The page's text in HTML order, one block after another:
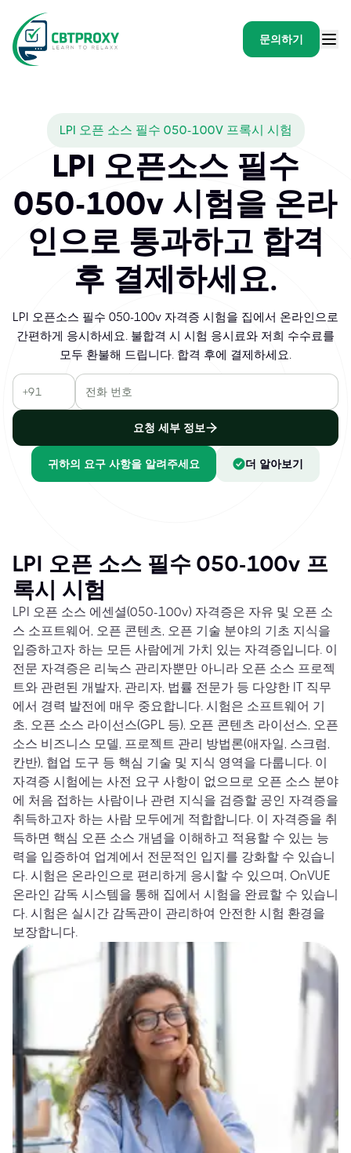
문의하기
LPI 오픈 소스 필수 050-100V 프록시 시험
LPI 오픈소스 필수
050-100v 시험을 온라
인으로 통과하고 합격
후 결제하세요.
LPI 오픈소스 필수 050-100v 자격증 시험을 집에서 온라인으로
간편하게 응시하세요. 불합격 시 시험 응시료와 저희 수수료를
모두 환불해 드립니다. 합격 후에 결제하세요.
요청 세부 정보
귀하의 요구 사항을 알려주세요 더 알아보기
LPI 오픈 소스 필수 050-100v 프
록시 시험
LPI 오픈 소스 에센셜(050-100v) 자격증은 자유 및 오픈 소
스 소프트웨어, 오픈 콘텐츠, 오픈 기술 분야의 기초 지식을
입증하고자 하는 모든 사람에게 가치 있는 자격증입니다. 이
전문 자격증은 리눅스 관리자뿐만 아니라 오픈 소스 프로젝
트와 관련된 개발자, 관리자, 법률 전문가 등 다양한 IT 직무
에서 경력 발전에 매우 중요합니다. 시험은 소프트웨어 기
초, 오픈 소스 라이선스(GPL 등), 오픈 콘텐츠 라이선스, 오픈
소스 비즈니스 모델, 프로젝트 관리 방법론(애자일, 스크럼,
칸반), 협업 도구 등 핵심 기술 및 지식 영역을 다룹니다. 이
자격증 시험에는 사전 요구 사항이 없으므로 오픈 소스 분야
에 처음 접하는 사람이나 관련 지식을 검증할 공인 자격증을
취득하고자 하는 사람 모두에게 적합합니다. 이 자격증을 취
득하면 핵심 오픈 소스 개념을 이해하고 적용할 수 있는 능
력을 입증하여 업계에서 전문적인 입지를 강화할 수 있습니
다. 시험은 온라인으로 편리하게 응시할 수 있으며, OnVUE
온라인 감독 시스템을 통해 집에서 시험을 완료할 수 있습니
다. 시험은 실시간 감독관이 관리하여 안전한 시험 환경을
보장합니다.